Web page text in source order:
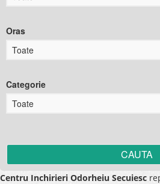
Oras
Categorie
Centru Inchirieri Odorheiu Secuiesc